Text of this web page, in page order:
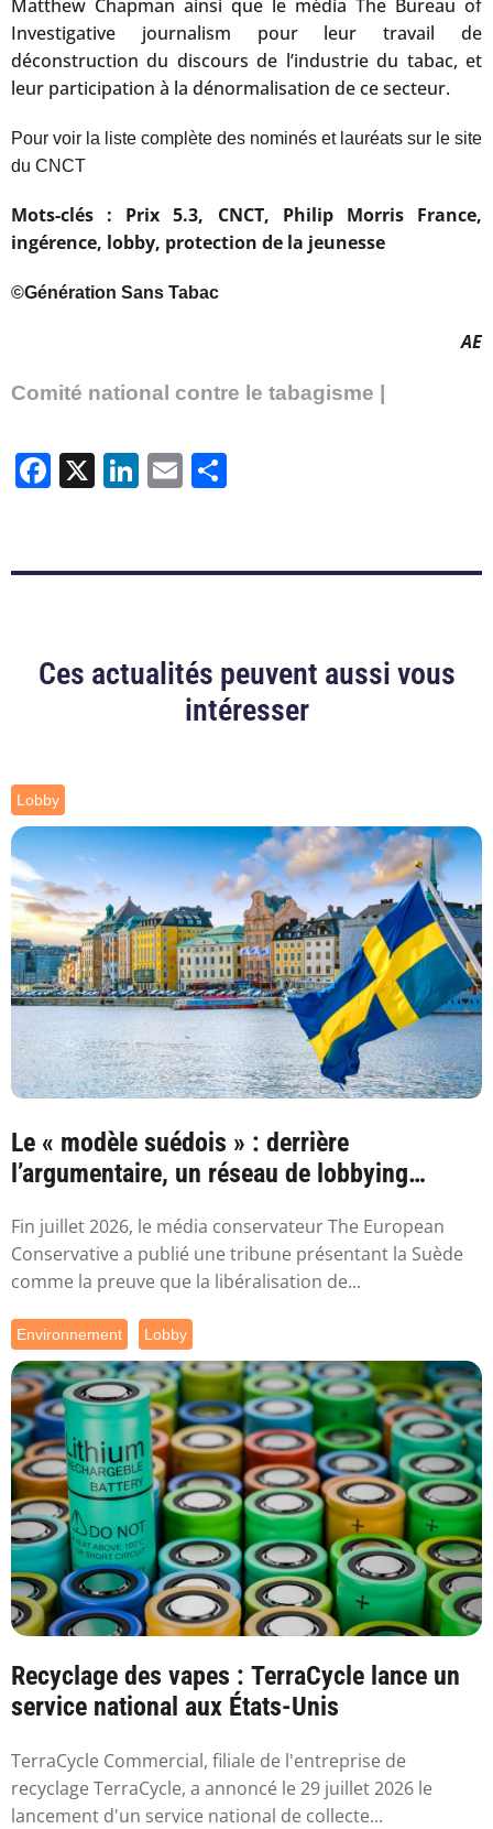
Matthew Chapman ainsi que le média The Bureau of
Investigative journalism pour leur travail de
déconstruction du discours de l’industrie du tabac, et
leur participation à la dénormalisation de ce secteur.
Pour voir la liste complète des nominés et lauréats sur le site
du CNCT
Mots-clés : Prix 5.3, CNCT, Philip Morris France,
ingérence, lobby, protection de la jeunesse
©Génération Sans Tabac
AE
Comité national contre le tabagisme |
Facebook
X LinkedIn
Email
Ces actualités peuvent aussi vous
intéresser
Lobby
Le « modèle suédois » : derrière
l’argumentaire, un réseau de lobbying
Fin juillet 2026, le média conservateur The European
Conservative a publié une tribune présentant la Suède
comme la preuve que la libéralisation de...
Environnement Lobby
Recyclage des vapes : TerraCycle lance un
service national aux États-Unis
TerraCycle Commercial, filiale de l'entreprise de
recyclage TerraCycle, a annoncé le 29 juillet 2026 le
lancement d'un service national de collecte...